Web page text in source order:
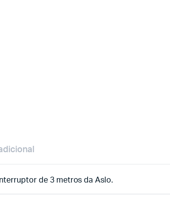
de 3 metros da Aslo.